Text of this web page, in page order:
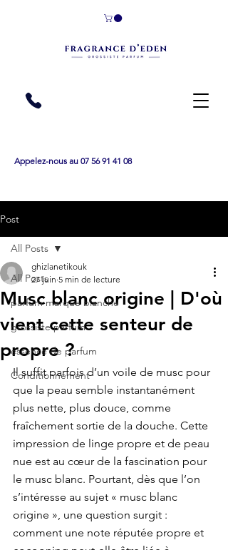
Appelez-nous au 07 56 91 41 08
Post
All Posts
parfum marque blanche
grossiste parfum
essence de parfum
Conditionnement
All Posts
Musc blanc origine | D'où
vient cette senteur de
propre ?
ghizlanetikouk
27 juin 5 min de lecture
Il suffit parfois d’un voile de musc pour
que la peau semble instantanément
plus nette, plus douce, comme
fraîchement sortie de la douche. Cette
impression de linge propre et de peau
nue est au cœur de la fascination pour
le musc blanc. Pourtant, dès que l’on
s’intéresse au sujet « musc blanc
origine », une question surgit :
comment une note réputée propre et